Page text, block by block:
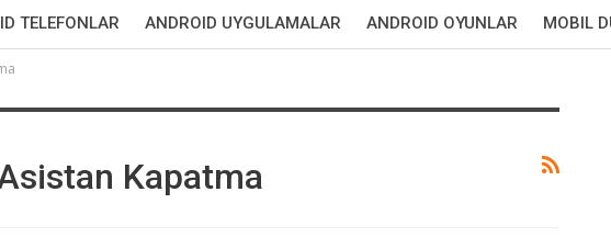
TELEFONLAR ANDROID UYGULAMALAR ANDROID OYUNLAR MOBIL
Kapatma